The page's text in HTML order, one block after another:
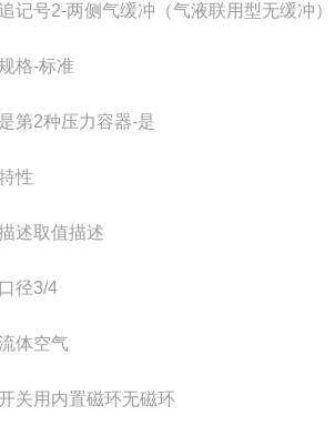
记号2-两侧气缓冲（气液联用型无缓冲）
格-标准
第2种压力容器-是
性
述取值描述
径3/4
体空气
关用内置磁环无磁环